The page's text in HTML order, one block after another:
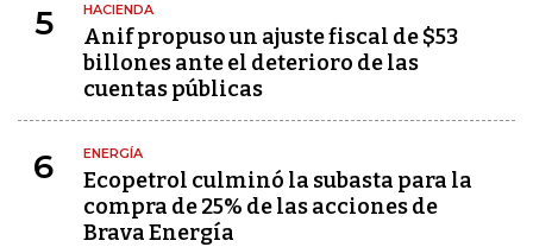
5 HACIENDA
Anif propuso un ajuste fiscal de $53
billones ante el deterioro de las
cuentas públicas
6 ENERGÍA
Ecopetrol culminó la subasta para la
compra de 25% de las acciones de
Brava Energía